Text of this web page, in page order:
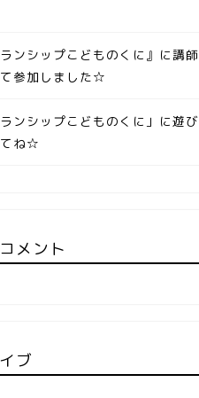
ランシップこどものくに』に講師
参加しました☆
ランシップこどものくに」に遊び
ね☆
メント
ブ